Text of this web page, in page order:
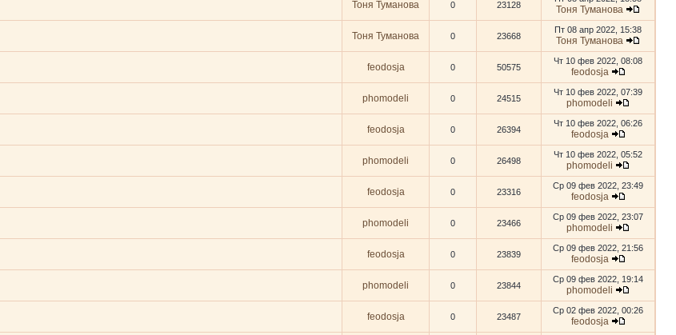
Тоня Туманова 0 23128
Тоня Туманова
Тоня Туманова 0 23668
Пт 08 апр 2022, 15:38
Тоня Туманова
feodosja 0 50575
Чт 10 фев 2022, 08:08
feodosja
phomodeli 0 24515
Чт 10 фев 2022, 07:39
phomodeli
feodosja 0 26394
Чт 10 фев 2022, 06:26
feodosja
phomodeli 0 26498
Чт 10 фев 2022, 05:52
phomodeli
feodosja 0 23316
Ср 09 фев 2022, 23:49
feodosja
phomodeli 0 23466
Ср 09 фев 2022, 23:07
phomodeli
feodosja 0 23839
Ср 09 фев 2022, 21:56
feodosja
phomodeli 0 23844
Ср 09 фев 2022, 19:14
phomodeli
feodosja 0 23487
Ср 02 фев 2022, 00:26
feodosja